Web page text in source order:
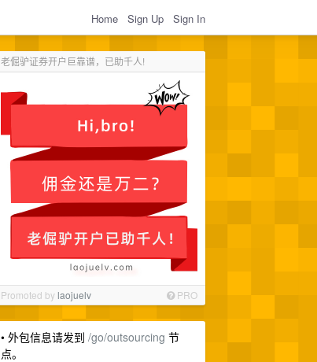
Home Sign Up Sign In
老倔驴证券开户巨靠谱，已助千人!
Promoted bylaojuelv PRO
• 外包信息请发到 /go/outsourcing 节
点。